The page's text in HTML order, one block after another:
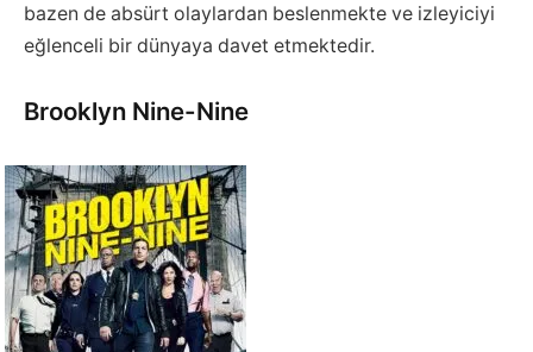
bazen de absürt olaylardan beslenmekte ve izleyiciyi
eğlenceli bir dünyaya davet etmektedir.
Brooklyn Nine-Nine